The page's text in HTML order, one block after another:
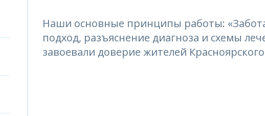
Наши основные принципы работы:
подход, разъяснение диагноза и схемы
завоевали доверие жителей